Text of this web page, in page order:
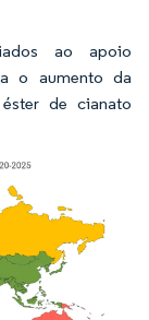
ao apoio
o aumento da
de cianato